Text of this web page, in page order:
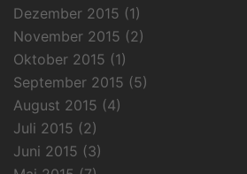
Dezember 2015 (1)
November 2015 (2)
Oktober 2015 (1)
September 2015 (5)
August 2015 (4)
Juli 2015 (2)
Juni 2015 (3)